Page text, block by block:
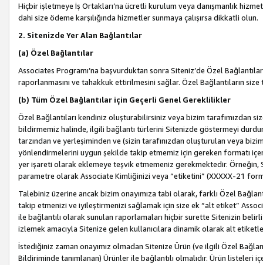
Hiçbir işletmeye İş Ortakları’na ücretli kurulum veya danışmanlık
dahi size ödeme karşılığında hizmetler sunmaya çalışırsa dikkatli olun.
2. Sitenizde Yer Alan Bağlantılar
(a) Özel Bağlantılar
Associates Programı’na başvurduktan sonra Siteniz’de Özel
raporlanmasını ve tahakkuk ettirilmesini sağlar. Özel Bağlantıların
(b) Tüm Özel Bağlantılar için Geçerli Genel Gereklilikler
Özel Bağlantıları kendiniz oluşturabilirsiniz veya bizim tarafımızdan
bildirmemiz halinde, ilgili bağlantı türlerini Sitenizde göstermeyi
tarzından ve yerleşiminden ve (sizin tarafınızdan oluşturulan veya
yönlendirmelerini uygun şekilde takip etmemiz için gereken formatı
yer işareti olarak eklemeye teşvik etmemeniz gerekmektedir. Örneğin,
parametre olarak Associate Kimliğinizi veya “etiketini” (XXXXX-21
Talebiniz üzerine ancak bizim onayımıza tabi olarak, farklı Özel
takip etmenizi ve iyileştirmenizi sağlamak için size ek “alt etiket”
ile bağlantılı olarak sunulan raporlamaları hiçbir surette Sitenizin belirli
izlemek amacıyla Sitenize gelen kullanıcılara dinamik olarak alt
İstediğiniz zaman onayımız olmadan Sitenize Ürün (ve ilgili Özel
Bildiriminde tanımlanan) Ürünler ile bağlantılı olmalıdır. Ürün listeleri